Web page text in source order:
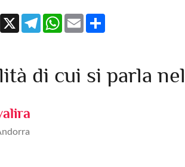
Messenger
X TelegramWhatsApp
Email
di cui si parla